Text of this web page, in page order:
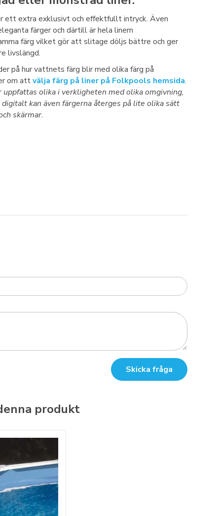
ett extra exklusivt och effektfullt intryck. Även
färger och därtill är hela linern
färg vilket gör att slitage döljs bättre och ger
livslängd.
på hur vattnets färg blir med olika färg på
om attvälja färg på liner på Folkpools hemsida.
uppfattas olika i verkligheten med olika omgivning,
kan även färgerna återges på lite olika sätt
skärmar.
Skicka fråga
produkt